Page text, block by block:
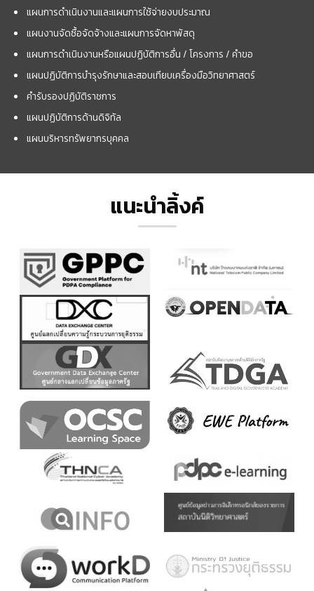
แผนการดำเนินงานและแผนการใช้จ่ายงบประมาณ
แผนงานจัดซื้อจัดจ้างและแผนการจัดหาพัสดุ
แผนการดำเนินงานหรือแผนปฏิบัติการอื่น / โครงการ / คำขอ
แผนปฏิบัติการบำรุงรักษาและสอบเทียบเครื่องมือวิทยาศาสตร์
คำรับรองปฏิบัติราชการ
แผนปฏิบัติการด้านดิจิทัล
แผนบริหารทรัพยากรบุคคล
แนะนำลิ้งค์